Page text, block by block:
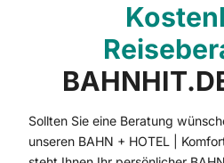
Sollten Sie eine Beratung
unseren BAHN + HOTEL |